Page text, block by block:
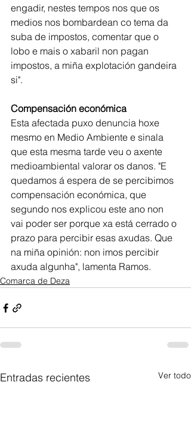
engadir, nestes tempos nos que os
medios nos bombardean co tema da
suba de impostos, comentar que o
lobo e mais o xabaril non pagan
impostos, a miña explotación gandeira
si".
Compensación económica
Esta afectada puxo denuncia hoxe
mesmo en Medio Ambiente e sinala
que esta mesma tarde veu o axente
medioambiental valorar os danos. "E
quedamos á espera de se percibimos
compensación económica, que
segundo nos explicou este ano non
vai poder ser porque xa está cerrado o
prazo para percibir esas axudas. Que
na miña opinión: non imos percibir
axuda algunha", lamenta Ramos.
Comarca de Deza
Entradas recientes Ver todo